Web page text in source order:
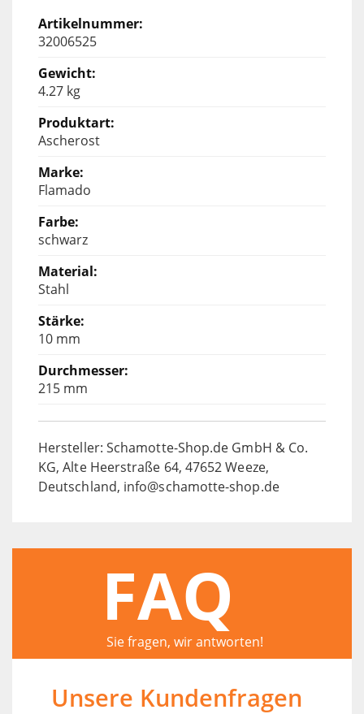
32006525
4.27 kg
Ascherost
Flamado
schwarz
Stahl
10 mm
215 mm
Hersteller: Schamotte-Shop.de GmbH & Co.
KG, Alte Heerstraße 64, 47652 Weeze,
Deutschland, info@schamotte-shop.de
FAQ
Sie fragen, wir antworten!
Unsere Kundenfragen